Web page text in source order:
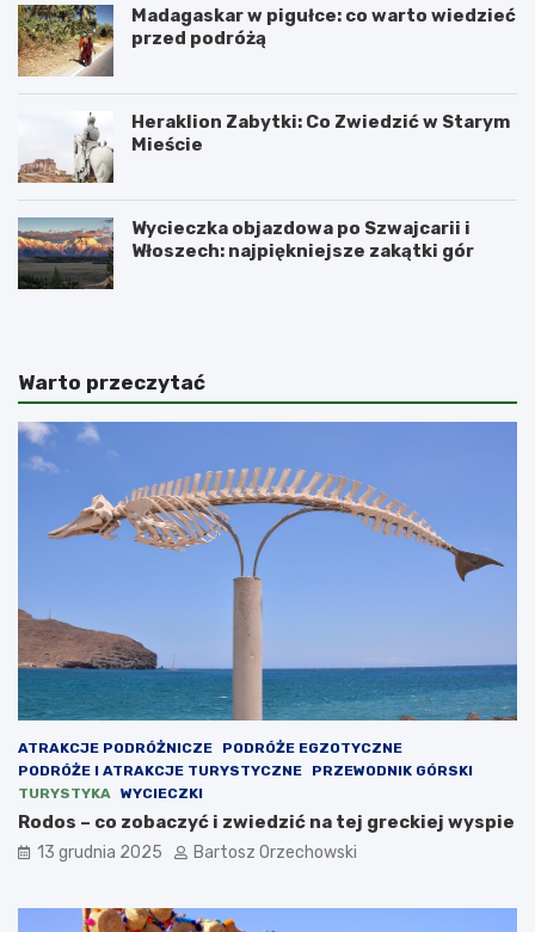
Madagaskar w pigułce: co warto wiedzieć
przed podróżą
Heraklion Zabytki: Co Zwiedzić w Starym
Mieście
Wycieczka objazdowa po Szwajcarii i
Włoszech: najpiękniejsze zakątki gór
Warto przeczytać
ATRAKCJE PODRÓŻNICZE
PODRÓŻE EGZOTYCZNE
PODRÓŻE I ATRAKCJE TURYSTYCZNE
PRZEWODNIK GÓRSKI
TURYSTYKA WYCIECZKI
Rodos – co zobaczyć i zwiedzić na tej greckiej wyspie
13 grudnia 2025 Bartosz Orzechowski